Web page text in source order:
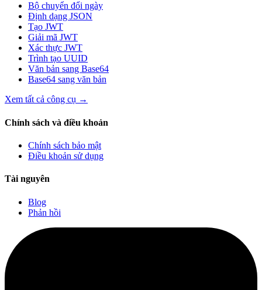
Bộ chuyển đổi ngày
Định dạng JSON
Tạo JWT
Giải mã JWT
Xác thực JWT
Trình tạo UUID
Văn bản sang Base64
Base64 sang văn bản
Xem tất cả công cụ →
Chính sách và điều khoản
Chính sách bảo mật
Điều khoản sử dụng
Tài nguyên
Blog
Phản hồi